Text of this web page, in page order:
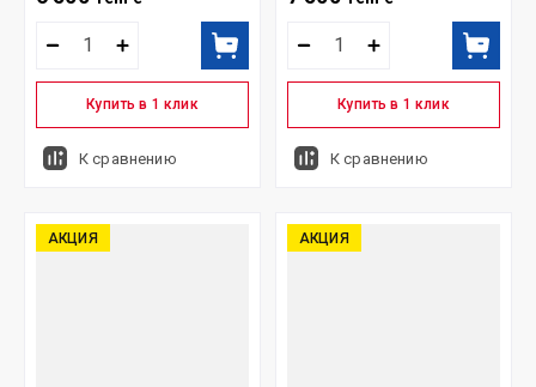
Купить в 1 клик
К сравнению
Купить в 1 клик
К сравнению
АКЦИЯ АКЦИЯ